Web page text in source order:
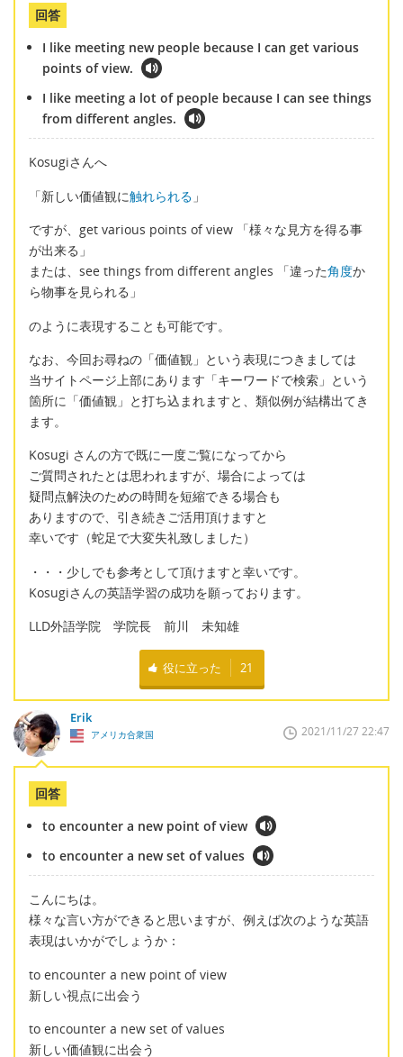
回答
I like meeting new people because I can get various
points of view.
I like meeting a lot of people because I can see things
from different angles.
Kosugiさんへ
「新しい価値観に触れられる 」
ですが、get various points of view 「様々な見方を得る事
が出来る」
または、see things from different angles 「違った角度か
ら物事を見られる」
のように表現することも可能です。
なお、今回お尋ねの「価値観」という表現につきましては
当サイトページ上部にあります「キーワードで検索」という
箇所に「価値観」と打ち込まれますと、類似例が結構出てき
ます。
Kosugi さんの方で既に一度ご覧になってから
ご質問されたとは思われますが、場合によっては
疑問点解決のための時間を短縮できる場合も
ありますので、引き続きご活用頂けますと
幸いです（蛇足で大変失礼致しました）
・・・少しでも参考として頂けますと幸いです。
Kosugiさんの英語学習の成功を願っております。
LLD外語学院 学院長 前川 未知雄
役に立った 21
Erik
アメリカ合衆国 2021/11/27 22:47
回答
to encounter a new point of view
to encounter a new set of values
こんにちは。
様々な言い方ができると思いますが、例えば次のような英語
表現はいかがでしょうか：
to encounter a new point of view
新しい視点に出会う
to encounter a new set of values
新しい価値観に出会う